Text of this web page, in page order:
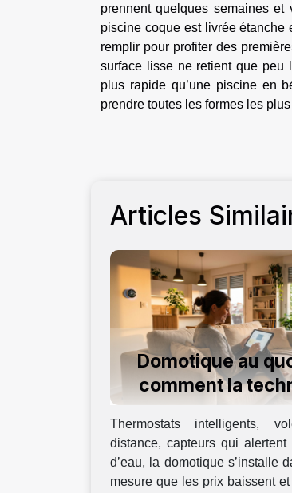
prennent quelques semaines
piscine coque est livrée étanche
remplir pour profiter des
surface lisse ne retient que peu
plus rapide qu’une piscine en
prendre toutes les formes les
Articles
Domotique au
comment la
améliore notre
Thermostats intelligents,
distance, capteurs qui
d’eau, la domotique s’installe
mesure que les prix baissent